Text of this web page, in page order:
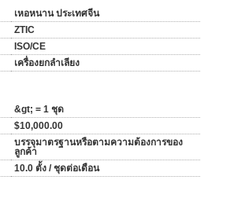
เหอหนาน ประเทศจีน
ZTIC
ISO/CE
เครื่องยกลำเลียง
&gt; = 1 ชุด
$10,000.00
บรรจุมาตรฐานหรือตามความต้องการของ
ลูกค้า
10.0 ตั้ง / ชุดต่อเดือน